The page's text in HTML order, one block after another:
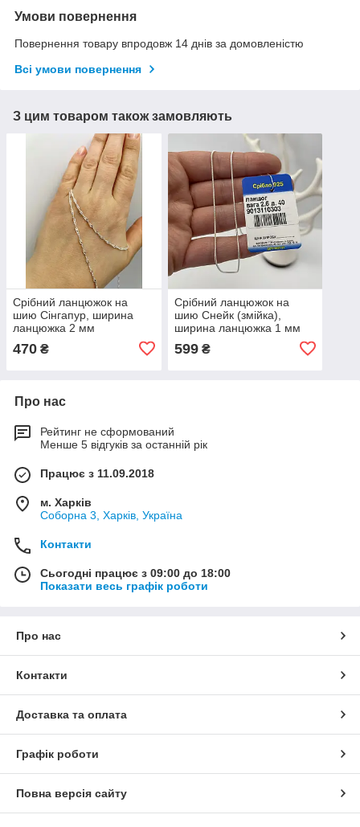
Умови повернення
Повернення товару впродовж 14 днів за домовленістю
Всі умови повернення
З цим товаром також замовляють
Срібний ланцюжок на
шию Сінгапур, ширина
ланцюжка 2 мм
470 ₴
Срібний ланцюжок на
шию Снейк (змійка),
ширина ланцюжка 1 мм
599₴
Про нас
Рейтинг не сформований
Менше 5 відгуків за останній рік
Працює з 11.09.2018
м. Харків
Соборна 3, Харків, Україна
Контакти
Сьогодні працює з 09:00 до 18:00
Показати весь графік роботи
Про нас
Контакти
Доставка та оплата
Графік роботи
Повна версія сайту